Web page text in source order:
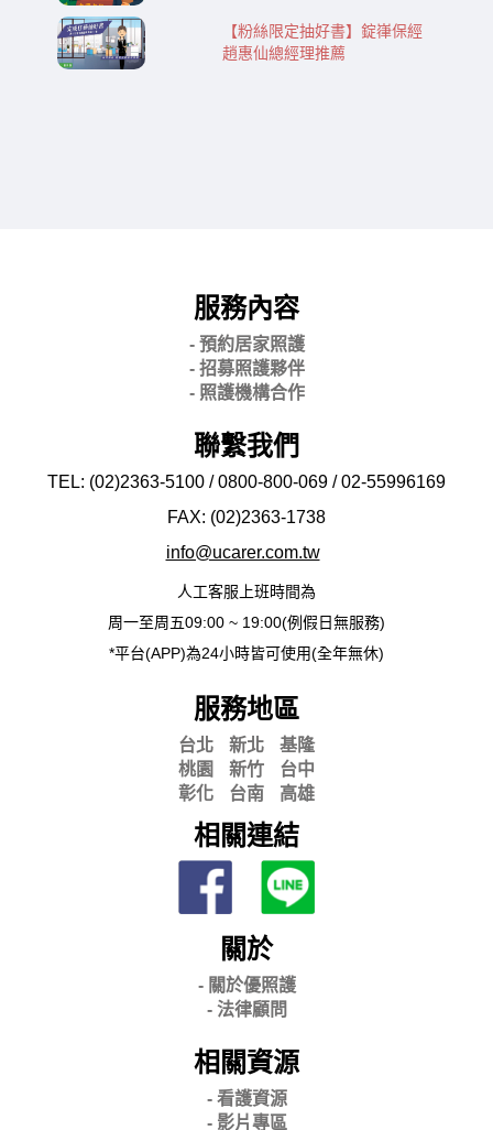
【粉絲限定抽好書】錠嵂保經
趙惠仙總經理推薦
服務內容
- 預約居家照護
- 招募照護夥伴
- 照護機構合作
聯繫我們
TEL: (02)2363-5100 / 0800-800-069 / 02-55996169
FAX: (02)2363-1738
info@ucarer.com.tw
人工客服上班時間為
周一至周五09:00 ~ 19:00(例假日無服務)
*平台(APP)為24小時皆可使用(全年無休)
服務地區
台北 新北
基隆
桃園
新竹
台中
彰化
台南 高雄
相關連結
關於
- 關於優照護
- 法律顧問
相關資源
- 看護資源
- 影片專區